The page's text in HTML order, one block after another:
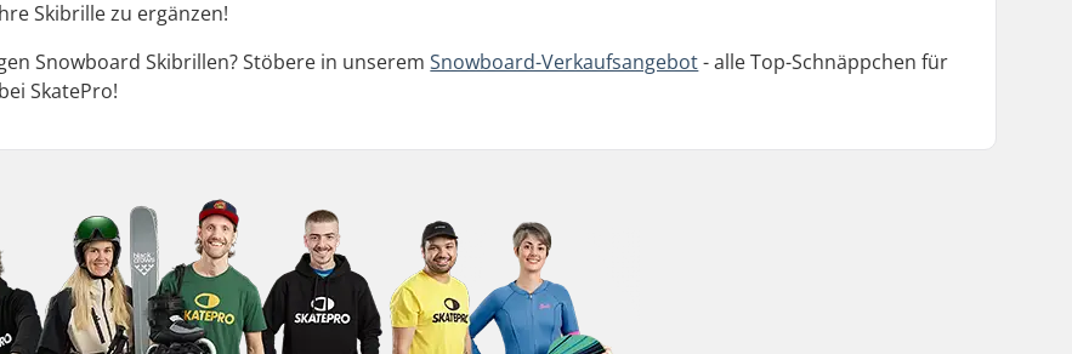
Skibrille zu ergänzen!
Snowboard Skibrillen? Stöbere in unseremSnowboard-Verkaufsangebot- alle Top-Schnäppchen für
SkatePro!